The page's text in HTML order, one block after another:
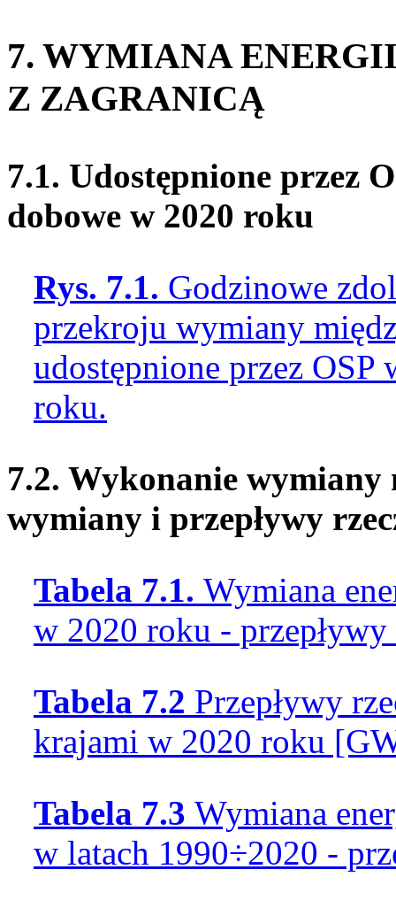
7. WYMIANA
Z ZAGRANICĄ
7.1. Udostępnione przez
dobowe w 2020 roku
Rys. 7.1. Godzinowe
przekroju wymiany
udostępnione przez OSP
roku.
7.2. Wykonanie
wymiany i przepływy
Tabela 7.1. Wymiana
w 2020 roku -
Tabela 7.2 Przepływy
krajami w 2020 roku
Tabela 7.3 Wymiana
w latach 1990÷2020 -